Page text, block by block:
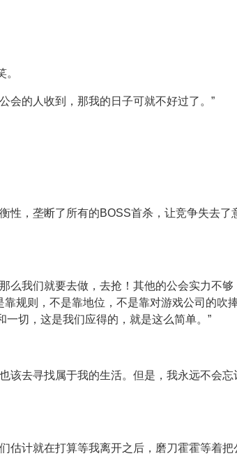
会的人收到，那我的日子可就不好过了。”
性，垄断了所有的BOSS首杀，让竞争失去
么我们就要去做，去抢！其他的公会实力不
规则，不是靠地位，不是靠对游戏公司的吹
切，这是我们应得的，就是这么简单。”
该去寻找属于我的生活。但是，我永远不会
估计就在打算等我离开之后，磨刀霍霍等着